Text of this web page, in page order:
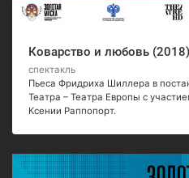
Коварство и любовь (2018)
спектакль
Пьеса Фридриха Шиллера в
Театра – Театра Европы с
Ксении Раппопорт.